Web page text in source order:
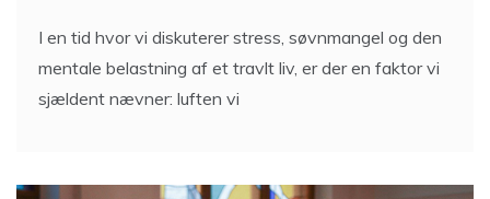
I en tid hvor vi diskuterer stress, søvnmangel og den
mentale belastning af et travlt liv, er der en faktor vi
sjældent nævner: luften vi